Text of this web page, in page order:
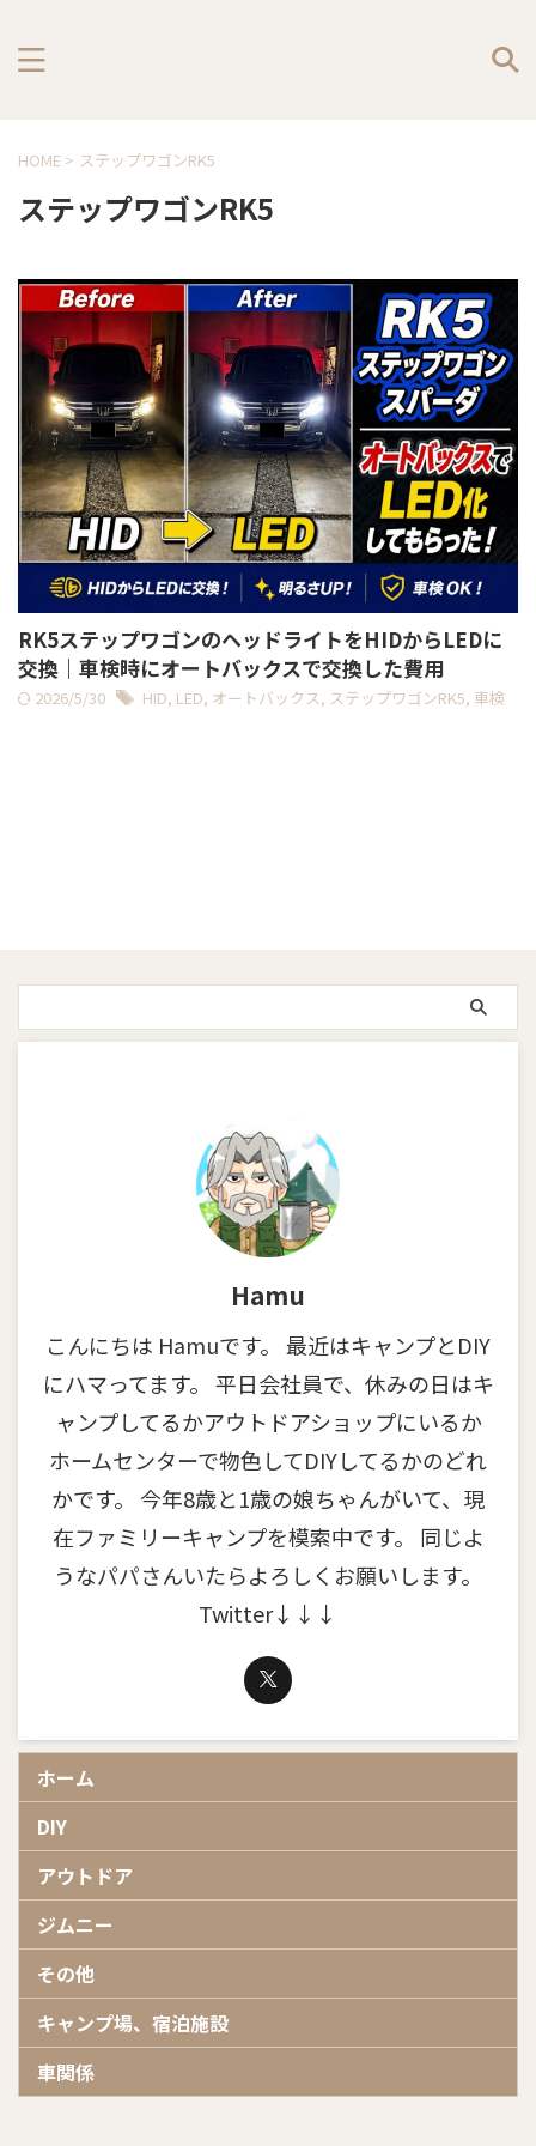
HOME > ステップワゴンRK5
ステップワゴンRK5
RK5ステップワゴンのヘッドライトをHIDからLEDに
交換｜車検時にオートバックスで交換した費用
2026/5/30 HID, LED, オートバックス, ステップワゴンRK5, 車検
Hamu
こんにちは Hamuです。 最近はキャンプとDIY
にハマってます。 平日会社員で、休みの日はキ
ャンプしてるかアウトドアショップにいるか
ホームセンターで物色してDIYしてるかのどれ
かです。 今年8歳と1歳の娘ちゃんがいて、現
在ファミリーキャンプを模索中です。 同じよ
うなパパさんいたらよろしくお願いします。
Twitter↓↓↓
ホーム
DIY
アウトドア
ジムニー
その他
キャンプ場、宿泊施設
車関係